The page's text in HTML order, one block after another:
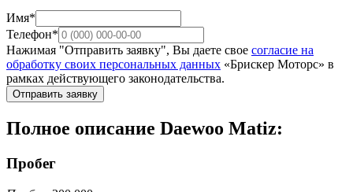
Имя*
Телефон*
Нажимая "Отправить заявку", Вы даете свое согласие на
обработку своих персональных данных «Брискер Моторс» в
рамках действующего законодательства.
Отправить заявку
Полное описание Daewoo Matiz:
Пробег